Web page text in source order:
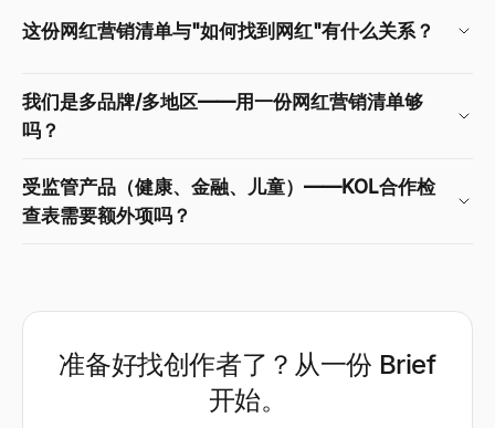
这份网红营销清单与"如何找到网红"有什么关系？
我们是多品牌/多地区——用一份网红营销清单够
吗？
受监管产品（健康、金融、儿童）——KOL合作检
查表需要额外项吗？
准备好找创作者了？从一份 Brief
开始。